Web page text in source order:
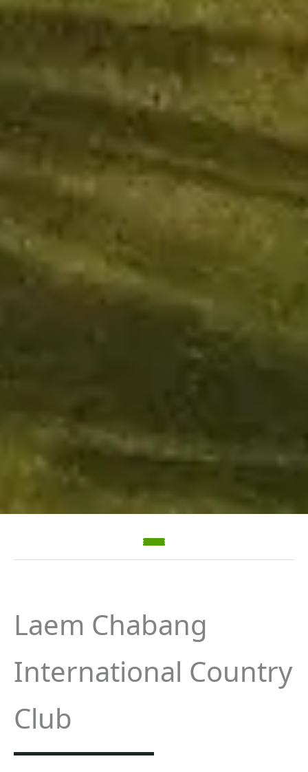
Laem Chabang
International Country
Club